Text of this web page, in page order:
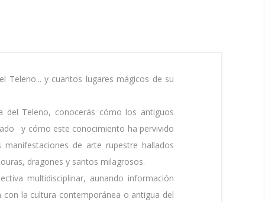
Teleno... y cuantos lugares mágicos de su
del Teleno, conocerás cómo los antiguos
y cómo este conocimiento ha pervivido
de arte rupestre hallados
dragones y santos milagrosos.
multidisciplinar, aunando información
la cultura contemporánea o antigua del